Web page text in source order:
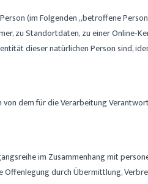
(im Folgenden „betroffene
zu Standortdaten, zu einer Online-
dieser natürlichen Person sind,
dem für die Verarbeitung
im Zusammenhang mit
durch Übermittlung,